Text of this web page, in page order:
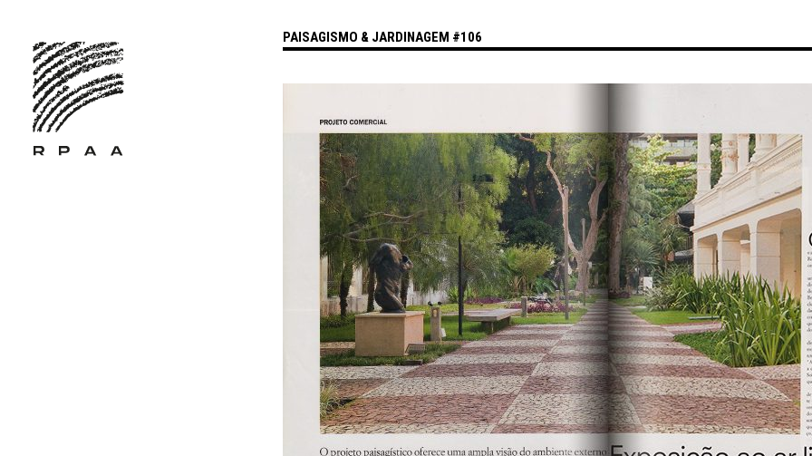
PAISAGISMO & JARDINAGEM #106